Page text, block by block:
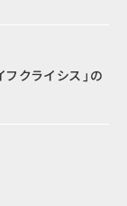
クライシス」の